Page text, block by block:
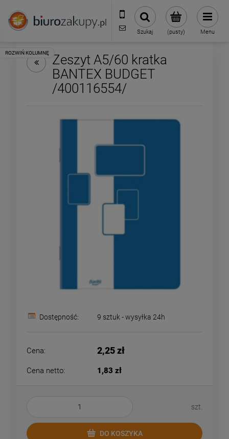
32 70 50 250
sklep@biurozakupy.pl
(pusty)
Szukaj Menu
Zeszyt A5/60 kratka
BANTEX BUDGET
/400116554/
Dostępność: 9 sztuk - wysyłka 24h
Cena: 2,25 zł
Cena netto: 1,83 zł
szt.
DO KOSZYKA